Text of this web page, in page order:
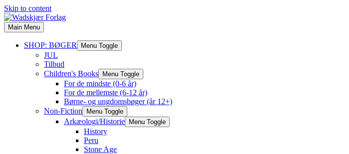
Skip to content
Main Menu
SHOP: BØGER Menu Toggle
JUL
Tilbud
Children's Books
Menu Toggle
For de mindste (0-6 år)
For de mellemste (6-12 år)
Børne- og ungdomsbøger (år 12+)
Non-Fiction
Menu Toggle
Arkæologi/Historie Menu Toggle
History
Peru
Stone Age